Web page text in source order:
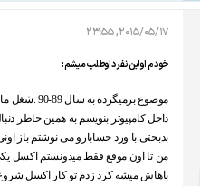
2015/05/17, 23:55
خودم اولین نفر داوطلب میشم:
موضوع
داخل کامپیوتر بنویسم به همین خاطر
بدبختی با ورد حسابارو می نوشتم باز
من تا اون موقع فقط میدونستم اکسل
باهاش میشه کرد زدم تو کار